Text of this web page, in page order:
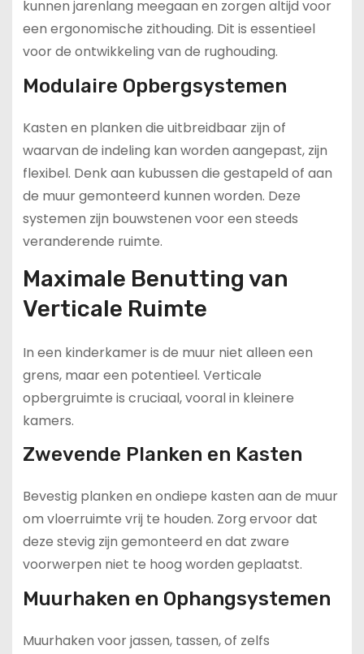
kunnen jarenlang meegaan en zorgen altijd voor
een ergonomische zithouding. Dit is essentieel
voor de ontwikkeling van de rughouding.
Modulaire Opbergsystemen
Kasten en planken die uitbreidbaar zijn of
waarvan de indeling kan worden aangepast, zijn
flexibel. Denk aan kubussen die gestapeld of aan
de muur gemonteerd kunnen worden. Deze
systemen zijn bouwstenen voor een steeds
veranderende ruimte.
Maximale Benutting van
Verticale Ruimte
In een kinderkamer is de muur niet alleen een
grens, maar een potentieel. Verticale
opbergruimte is cruciaal, vooral in kleinere
kamers.
Zwevende Planken en Kasten
Bevestig planken en ondiepe kasten aan de muur
om vloerruimte vrij te houden. Zorg ervoor dat
deze stevig zijn gemonteerd en dat zware
voorwerpen niet te hoog worden geplaatst.
Muurhaken en Ophangsystemen
Muurhaken voor jassen, tassen, of zelfs